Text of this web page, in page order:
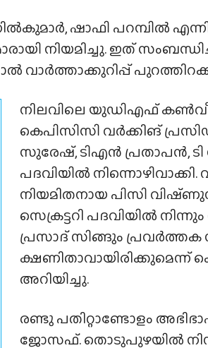
ഷാഫി പറമ്പിൽ
നിയമിച്ചു. ഇത്
വാർത്താക്കുറിപ്പ്
നിലവിലെ യുഡിഎഫ്
കെപിസിസി വർക്കിങ്
സുരേഷ്, ടിഎൻ പ്രതാപൻ, ടി
പദവിയിൽ
നിയമിതനായ പിസി
സെക്രട്ടറി പദവിയിൽ
പ്രസാദ് സിങ്ങും പ്രവർത്തക
അറിയിച്ചു.
രണ്ടു പതിറ്റാണ്ടോളം
ജോസഫ്. തൊടുപുഴയിൽ